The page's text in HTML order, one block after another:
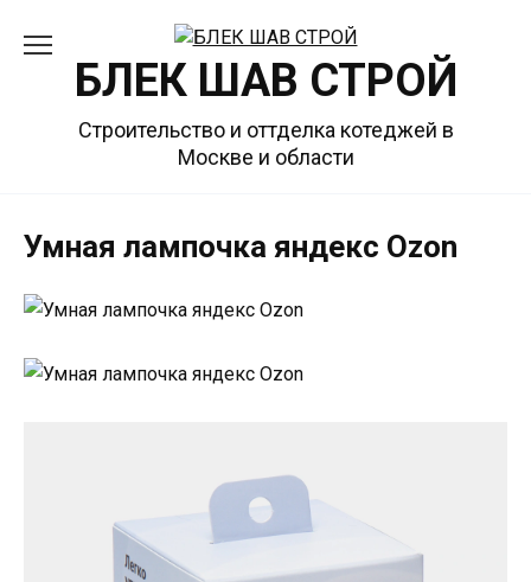
содержаниюБЛЕК ШАВ СТРОЙ
Строительство и оттделка котеджей в
Москве и области
Умная лампочка яндекс Ozon